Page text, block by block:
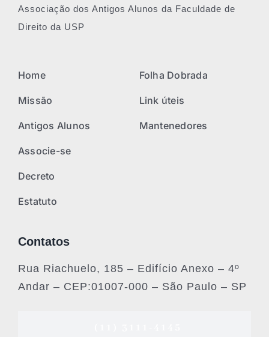
Associação dos Antigos Alunos da Faculdade de
Direito da USP
Home
Missão
Antigos Alunos
Associe-se
Decreto
Estatuto
Folha Dobrada
Link úteis
Mantenedores
Contatos
Rua Riachuelo, 185 – Edifício Anexo – 4º
Andar – CEP:01007-000 – São Paulo – SP